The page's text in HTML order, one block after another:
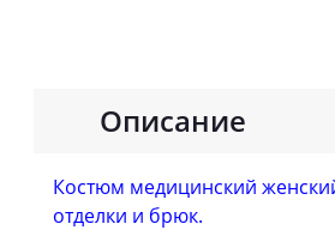
Описание
Костюм медицинский
отделки и брюк.